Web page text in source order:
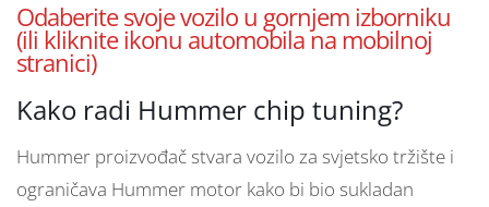
Odaberite svoje vozilo u gornjem izborniku
(ili kliknite ikonu automobila na mobilnoj
stranici)
Kako radi Hummer chip tuning?
Hummer proizvođač stvara vozilo za svjetsko tržište i
ograničava Hummer motor kako bi bio sukladan